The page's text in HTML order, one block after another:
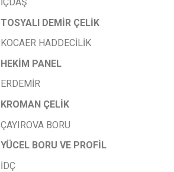
TOSYALI DEMİR ÇELİK
KOCAER HADDECİLİK
HEKİM PANEL
ERDEMİR
KROMAN ÇELİK
ÇAYIROVA BORU
YÜCEL BORU VE PROFİL
İDÇ